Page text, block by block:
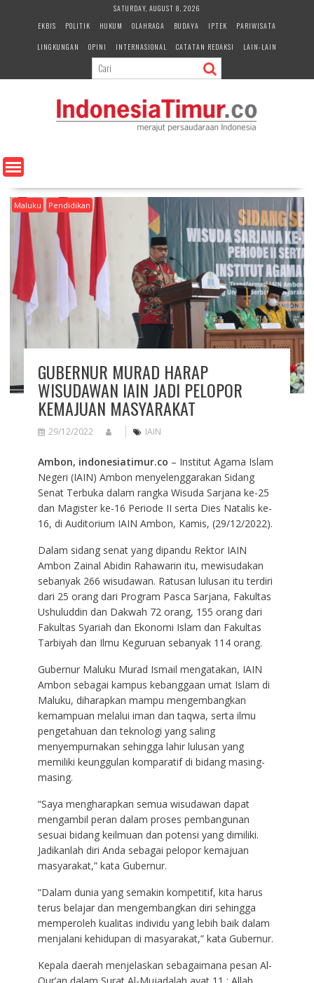
e
n
SATURDAY, AUGUST 8, 2026
EKBIS
POLITIK HUKUM OLAHRAGA BUDAYA IPTEK
PARIWISATA
LINGKUNGAN
OPINI INTERNASIONAL CATATAN REDAKSI LAIN-LAIN
Maluku Pendidikan
GUBERNUR MURAD HARAP
WISUDAWAN IAIN JADI PELOPOR
KEMAJUAN MASYARAKAT
29/12/2022 IAIN
Ambon, indonesiatimur.co – Institut Agama Islam
Negeri (IAIN) Ambon menyelenggarakan Sidang
Senat Terbuka dalam rangka Wisuda Sarjana ke-25
dan Magister ke-16 Periode II serta Dies Natalis ke-
16, di Auditorium IAIN Ambon, Kamis, (29/12/2022).
Dalam sidang senat yang dipandu Rektor IAIN
Ambon Zainal Abidin Rahawarin itu, mewisudakan
sebanyak 266 wisudawan. Ratusan lulusan itu terdiri
dari 25 orang dari Program Pasca Sarjana, Fakultas
Ushuluddin dan Dakwah 72 orang, 155 orang dari
Fakultas Syariah dan Ekonomi Islam dan Fakultas
Tarbiyah dan Ilmu Keguruan sebanyak 114 orang.
Gubernur Maluku Murad Ismail mengatakan, IAIN
Ambon sebagai kampus kebanggaan umat Islam di
Maluku, diharapkan mampu mengembangkan
kemampuan melalui iman dan taqwa, serta ilmu
pengetahuan dan teknologi yang saling
menyempurnakan sehingga lahir lulusan yang
memiliki keunggulan komparatif di bidang masing-
masing.
“Saya mengharapkan semua wisudawan dapat
mengambil peran dalam proses pembangunan
sesuai bidang keilmuan dan potensi yang dimiliki.
Jadikanlah diri Anda sebagai pelopor kemajuan
masyarakat,” kata Gubernur.
“Dalam dunia yang semakin kompetitif, kita harus
terus belajar dan mengembangkan diri sehingga
memperoleh kualitas individu yang lebih baik dalam
menjalani kehidupan di masyarakat,” kata Gubernur.
Kepala daerah menjelaskan sebagaimana pesan Al-